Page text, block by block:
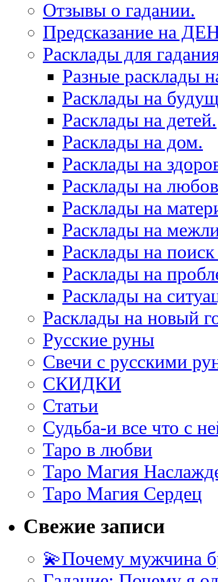
Отзывы о гадании.
Предсказание на
Расклады для
Разные расклады
Расклады на
Расклады на детей.
Расклады на дом.
Расклады на
Расклады на
Расклады на
Расклады на
Расклады на
Расклады на
Расклады на
Расклады на новый
Русские руны
Свечи с русскими
СКИДКИ
Статьи
Судьба-и все что с
Таро в любви
Таро Магия
Таро Магия Сердец
Свежие записи
💫Почему мужчина